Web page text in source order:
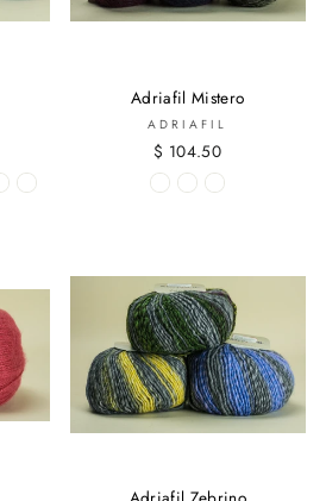
Adriafil Mistero
ADRIAFIL
$ 104.50